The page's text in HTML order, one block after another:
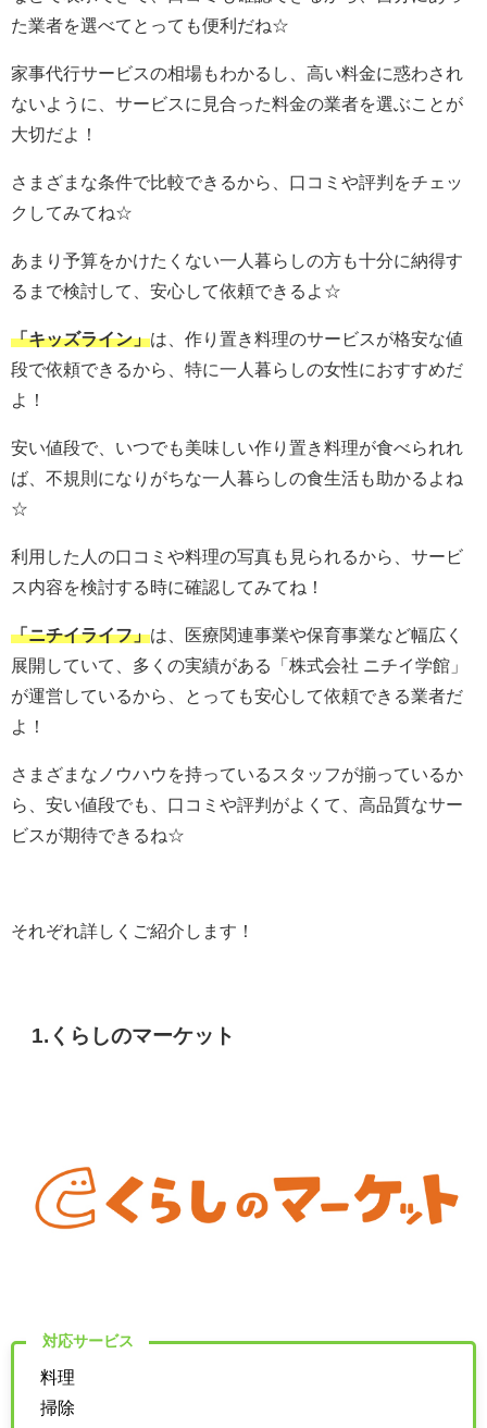
た業者を選べてとっても便利だね☆
家事代行サービスの相場もわかるし、高い料金に惑わされ
ないように、サービスに見合った料金の業者を選ぶことが
大切だよ！
さまざまな条件で比較できるから、口コミや評判をチェッ
クしてみてね☆
あまり予算をかけたくない一人暮らしの方も十分に納得す
るまで検討して、安心して依頼できるよ☆
「キッズライン」は、作り置き料理のサービスが格安な値
段で依頼できるから、特に一人暮らしの女性におすすめだ
よ！
安い値段で、いつでも美味しい作り置き料理が食べられれ
ば、不規則になりがちな一人暮らしの食生活も助かるよね
☆
利用した人の口コミや料理の写真も見られるから、サービ
ス内容を検討する時に確認してみてね！
「ニチイライフ」は、
医療関連事業や保育事業など幅広く
展開していて
、多くの実績がある「株式会社 ニチイ学館」
が運営しているから、とっても安心して依頼できる業者だ
よ！
さまざまなノウハウを持っているスタッフが揃っているか
ら、安い値段でも、口コミや評判がよくて、高品質なサー
ビスが期待できるね☆
それぞれ詳しくご紹介します！
1.くらしのマーケット
対応サービス
料理
掃除